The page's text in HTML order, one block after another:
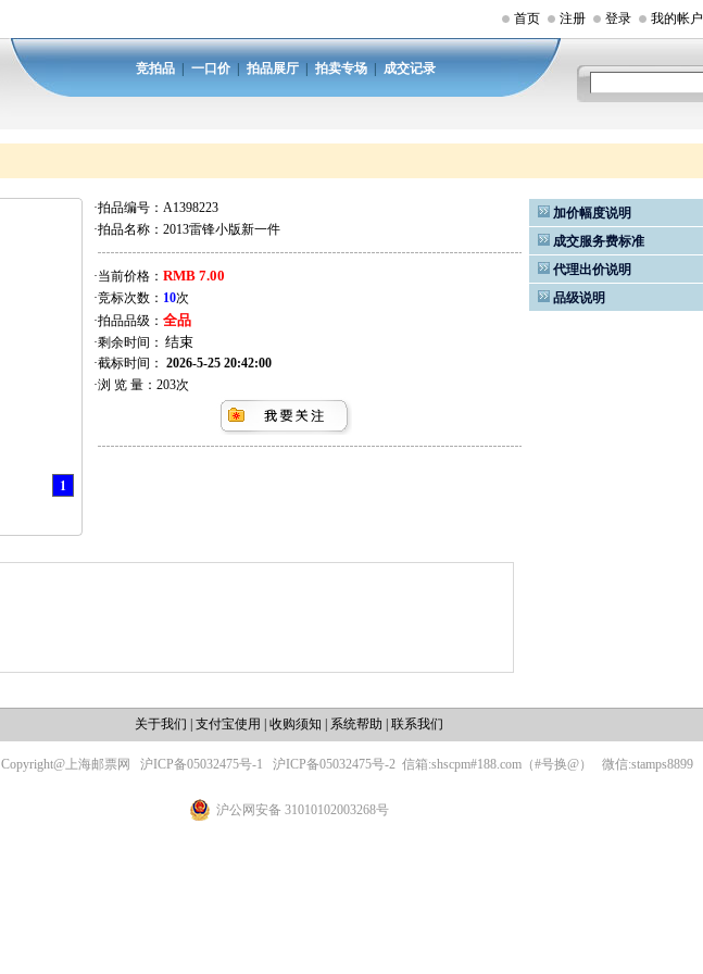
首页 注册 登录 我的帐户
竞拍品 一口价 拍品展厅 拍卖专场 成交记录
1
·拍品编号： A1398223
·拍品名称： 2013雷锋小版新一件
·当前价格： RMB 7.00
·竞标次数： 10次
·拍品品级： 全品
·剩余时间：
·截标时间： 2026-5-25 20:42:00
·浏 览 量： 203次
加价幅度说明
成交服务费标准
代理出价说明
品级说明
关于我们 支付宝使用 收购须知 系统帮助 联系我们
Copyright@上海邮票网 沪ICP备05032475号-1 沪ICP备05032475号-2 信箱:shscpm#188.com（#号换@） 微信:stamps8899
沪公网安备 31010102003268号